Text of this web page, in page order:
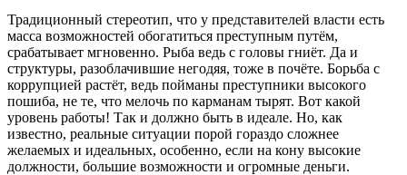
Традиционный стереотип, что у представителей власти есть
масса возможностей обогатиться преступным путём,
срабатывает мгновенно. Рыба ведь с головы гниёт. Да и
структуры, разоблачившие негодяя, тоже в почёте. Борьба с
коррупцией растёт, ведь пойманы преступники высокого
пошиба, не те, что мелочь по карманам тырят. Вот какой
уровень работы! Так и должно быть в идеале. Но, как
известно, реальные ситуации порой гораздо сложнее
желаемых и идеальных, особенно, если на кону высокие
должности, большие возможности и огромные деньги.